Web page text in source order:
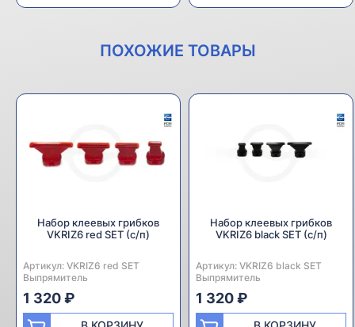
ПОХОЖИЕ ТОВАРЫ
Набор клеевых грибков
VKRIZ6 red SET (с/п)
Артикул: VKRIZ6 red SET
Производитель:
Выпрямитель
1 320 ₽
Набор клеевых грибков
VKRIZ6 black SET (с/п)
Артикул: VKRIZ6 black SET
Производитель:
Выпрямитель
1 320 ₽